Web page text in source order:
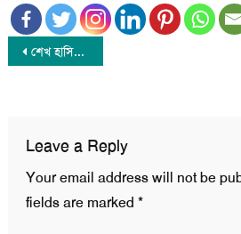
Post
শেখ হাসিনাকে ফিরিয়ে আনতে দিল্লিকে চিঠি দিয়েছে ঢাকা : পররাষ্ট্র উপদেষ্টা
Leave a Reply
Your email address will not be
fields are marked *